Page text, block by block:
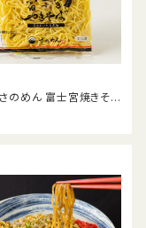
さのめん 富士宮焼きそ